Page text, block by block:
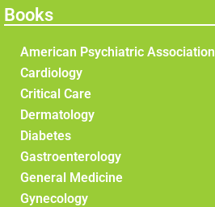
Books
American Psychiatric Association
Cardiology
Critical Care
Dermatology
Diabetes
Gastroenterology
General Medicine
Gynecology